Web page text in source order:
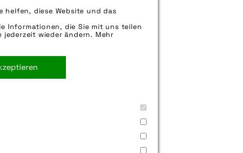
helfen, diese Website und das
Informationen, die Sie mit uns teilen
jederzeit wieder ändern. Mehr
zwar direkt an der
/ Eurobike´]
gerne weiter.
,verkauf